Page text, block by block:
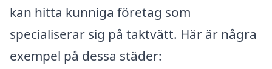
kan hitta kunniga företag som
specialiserar sig på taktvätt. Här är några
exempel på dessa städer: